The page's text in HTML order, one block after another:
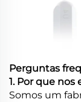
Perguntas
1. Por que nos
Somos um